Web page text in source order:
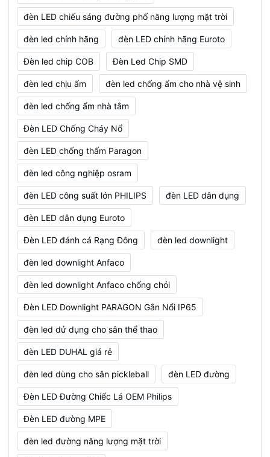
đèn LED chiếu sáng đường phố năng lượng mặt trời
đèn led chính hãng đèn LED chính hãng Euroto
Đèn led chip COB Đèn Led Chip SMD
đèn led chịu ẩm đèn led chống ẩm cho nhà vệ sinh
đèn led chống ẩm nhà tắm
Đèn LED Chống Cháy Nổ
đèn LED chống thấm Paragon
đèn led công nghiệp osram
đèn LED công suất lớn PHILIPS đèn LED dân dụng
đèn LED dân dụng Euroto
Đèn LED đánh cá Rạng Đông đèn led downlight
đèn led downlight Anfaco
đèn led downlight Anfaco chống chói
Đèn LED Downlight PARAGON Gắn Nổi IP65
đèn led dử dụng cho sân thể thao
đèn LED DUHAL giá rẻ
đèn led dùng cho sân pickleball đèn LED đường
Đèn LED Đường Chiếc Lá OEM Philips
Đèn LED đường MPE
đèn led đường năng lượng mặt trời